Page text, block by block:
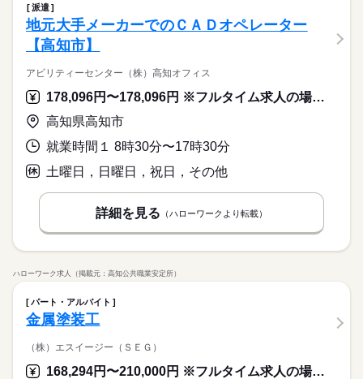
派遣
地元大手メーカーでのＣＡＤオペレーター
【高知市】
アビリティーセンター（株）高知オフィス
178,096円〜178,096円 ※フルタイム求人の場合は月額（換算額）、パート求人の場合は時間額を表示しています。
高知県高知市
就業時間１ 8時30分〜17時30分
土曜日，日曜日，祝日，その他
詳細を見る （ハローワークより転載）
ハローワーク求人（掲載元：高知公共職業安定所）
パート・アルバイト
金属塗装工
（株）エスイージー（ＳＥＧ）
168,294円〜210,000円 ※フルタイム求人の場合は月額（換算額）、パート求人の場合は時間額を表示しています。